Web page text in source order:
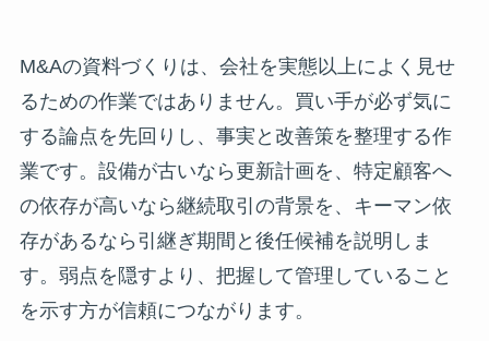
M&Aの資料づくりは、会社を実態以上によく見せ
るための作業ではありません。買い手が必ず気に
する論点を先回りし、事実と改善策を整理する作
業です。設備が古いなら更新計画を、特定顧客へ
の依存が高いなら継続取引の背景を、キーマン依
存があるなら引継ぎ期間と後任候補を説明しま
す。弱点を隠すより、把握して管理していること
を示す方が信頼につながります。